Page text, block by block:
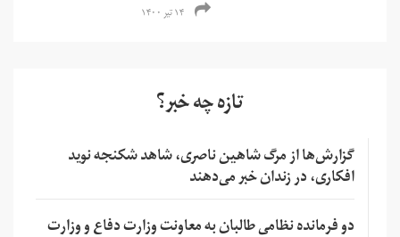
۱۴ تیر ۱۴۰۰
تازه چه خبر؟
گزارش‌ها از مرگ شاهین ناصری، شاهد شکنجه نوید
افکاری، در زندان خبر می‌دهند
دو فرمانده نظامی طالبان به معاونت وزارت دفاع و وزارت